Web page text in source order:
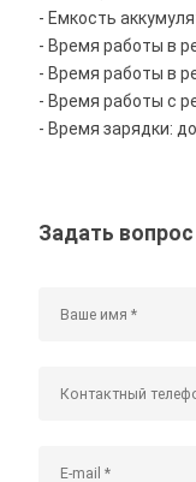
- Емкость
- Время работы в
- Время работы в
- Время работы c
- Время зарядки:
Задать